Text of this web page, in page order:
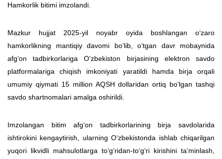
Hamkorlik bitimi imzolandi.
Mazkur hujjat 2025-yil noyabr oyida boshlangan o‘zaro
hamkorlikning mantiqiy davomi bo‘lib, o‘tgan davr mobaynida
afg‘on tadbirkorlariga O‘zbekiston birjasining elektron savdo
platformalariga chiqish imkoniyati yaratildi hamda birja orqali
umumiy qiymati 15 million AQSH dollaridan ortiq bo‘lgan tashqi
savdo shartnomalari amalga oshirildi.
Imzolangan bitim afg‘on tadbirkorlarining birja savdolarida
ishtirokini kengaytirish, ularning O‘zbekistonda ishlab chiqarilgan
yuqori likvidli mahsulotlarga to‘g‘ridan-to‘g‘ri kirishini taʼminlash,